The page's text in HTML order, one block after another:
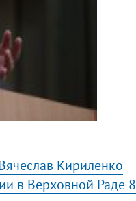
Кириленко
в Верховной Раде 8